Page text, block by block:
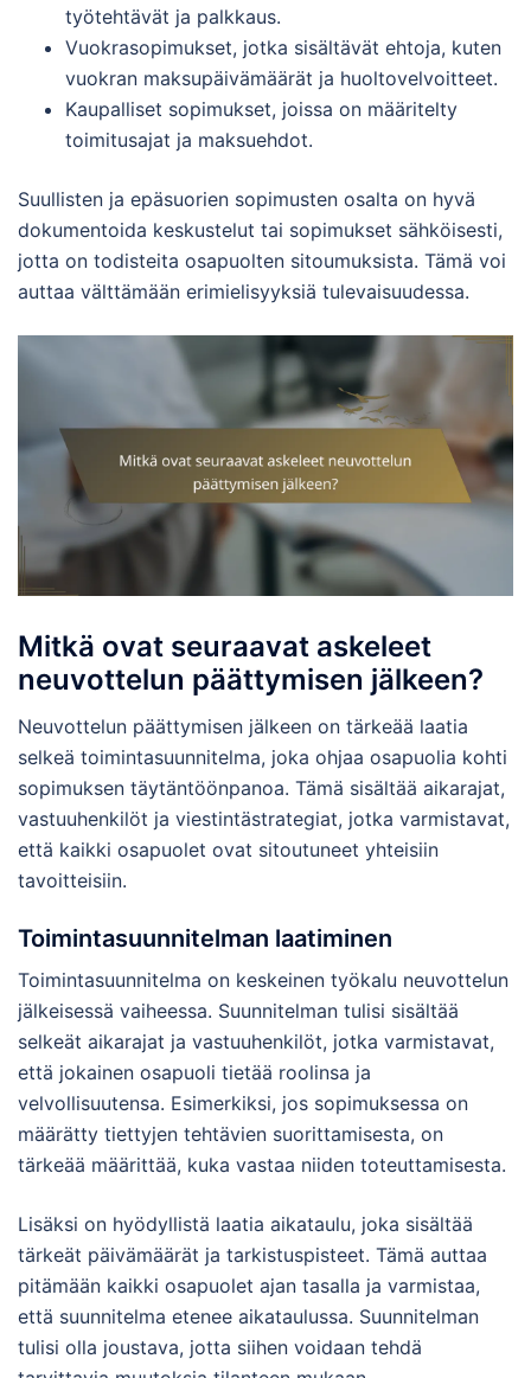
työtehtävät ja palkkaus.
Vuokrasopimukset, jotka sisältävät ehtoja, kuten
vuokran maksupäivämäärät ja huoltovelvoitteet.
Kaupalliset sopimukset, joissa on määritelty
toimitusajat ja maksuehdot.
Suullisten ja epäsuorien sopimusten osalta on hyvä
dokumentoida keskustelut tai sopimukset sähköisesti,
jotta on todisteita osapuolten sitoumuksista. Tämä voi
auttaa välttämään erimielisyyksiä tulevaisuudessa.
Mitkä ovat seuraavat askeleet
neuvottelun päättymisen jälkeen?
Neuvottelun päättymisen jälkeen on tärkeää laatia
selkeä toimintasuunnitelma, joka ohjaa osapuolia kohti
sopimuksen täytäntöönpanoa. Tämä sisältää aikarajat,
vastuuhenkilöt ja viestintästrategiat, jotka varmistavat,
että kaikki osapuolet ovat sitoutuneet yhteisiin
tavoitteisiin.
Toimintasuunnitelman laatiminen
Toimintasuunnitelma on keskeinen työkalu neuvottelun
jälkeisessä vaiheessa. Suunnitelman tulisi sisältää
selkeät aikarajat ja vastuuhenkilöt, jotka varmistavat,
että jokainen osapuoli tietää roolinsa ja
velvollisuutensa. Esimerkiksi, jos sopimuksessa on
määrätty tiettyjen tehtävien suorittamisesta, on
tärkeää määrittää, kuka vastaa niiden toteuttamisesta.
Lisäksi on hyödyllistä laatia aikataulu, joka sisältää
tärkeät päivämäärät ja tarkistuspisteet. Tämä auttaa
pitämään kaikki osapuolet ajan tasalla ja varmistaa,
että suunnitelma etenee aikataulussa. Suunnitelman
tulisi olla joustava, jotta siihen voidaan tehdä